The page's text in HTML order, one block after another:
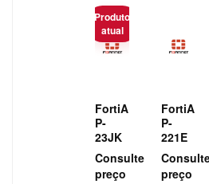
Produto
atual
FortiA
P-
23JK
Consulte
preço
FortiA
P-
221E
preço